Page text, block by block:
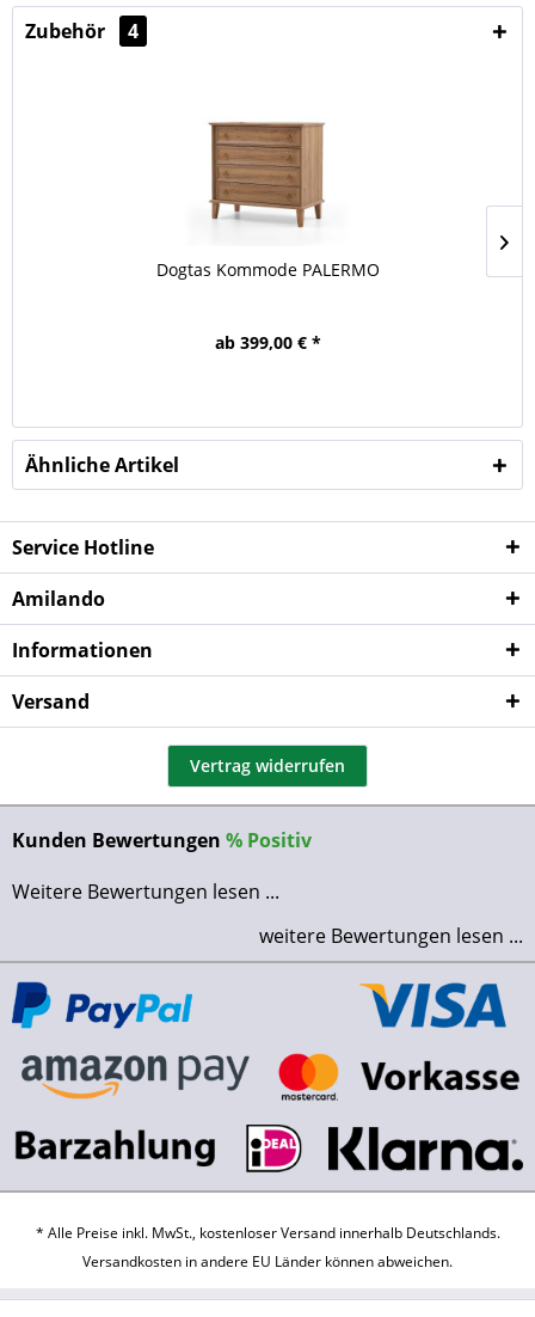
Zubehör 4
Dogtas Kommode PALERMO
ab 399,00 € *
Ähnliche Artikel
Service Hotline
Amilando
Informationen
Versand
Vertrag widerrufen
Kunden Bewertungen % Positiv
Weitere Bewertungen lesen ...
weitere Bewertungen lesen ...
* Alle Preise inkl. MwSt., kostenloser Versand innerhalb Deutschlands.
Versandkosten in andere EU Länder können abweichen.